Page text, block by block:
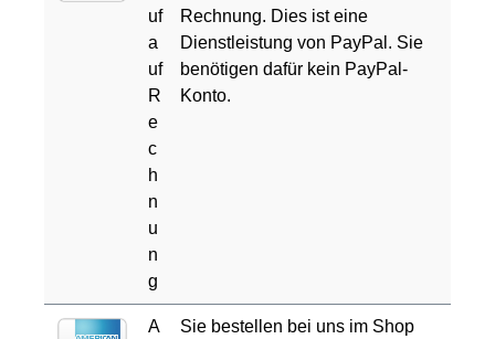
uf
a
uf
R
e
c
h
n
u
n
g
Rechnung. Dies ist eine
Dienstleistung von PayPal. Sie
benötigen dafür kein PayPal-
Konto.
A
Sie bestellen bei uns im Shop